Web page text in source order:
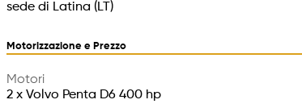
sede di Latina (LT)
Motorizzazione e Prezzo
Motori
2 x Volvo Penta D6 400 hp